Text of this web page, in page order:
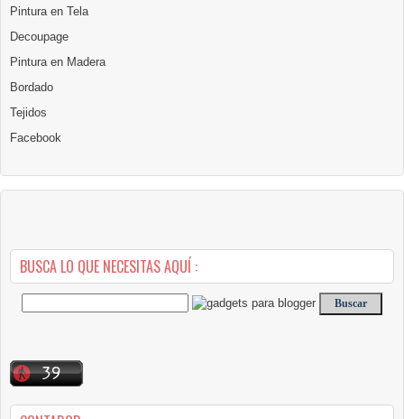
Pintura en Tela
Decoupage
Pintura en Madera
Bordado
Tejidos
Facebook
BUSCA LO QUE NECESITAS AQUÍ :